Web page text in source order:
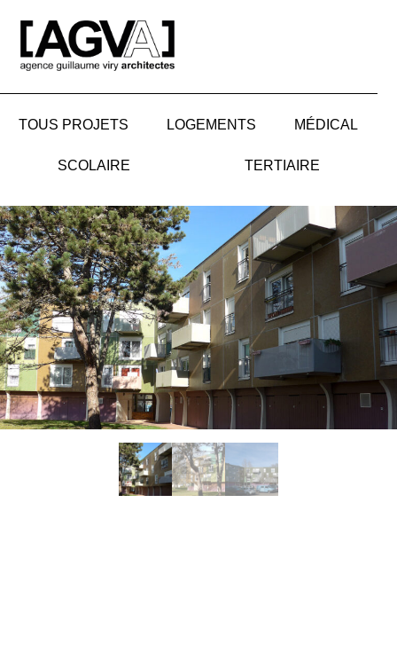
contenu
TOUS PROJETS LOGEMENTS MÉDICAL
SCOLAIRE TERTIAIRE